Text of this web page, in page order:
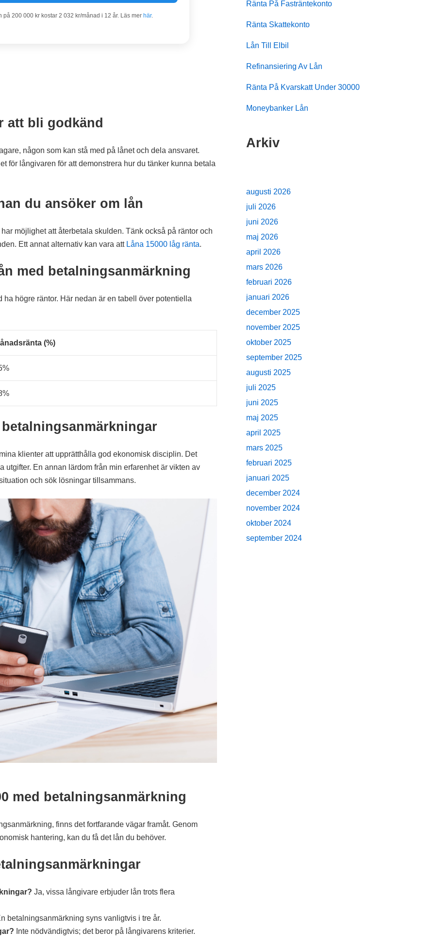
200 000 kr kostar 2 032 kr/månad i 12 år. Läs mer här.
att bli godkänd
någon som kan stå med på lånet och dela ansvaret.
för långivaren för att demonstrera hur du tänker kunna betala
du ansöker om lån
möjlighet att återbetala skulden. Tänk också på räntor och
Ett annat alternativ kan vara att Låna 15000 låg ränta.
med betalningsanmärkning
högre räntor. Här nedan är en tabell över potentiella
(%)
klienter att upprätthålla god ekonomisk disciplin. Det
En annan lärdom från min erfarenhet är vikten av
och sök lösningar tillsammans.
med betalningsanmärkning
finns det fortfarande vägar framåt. Genom
hantering, kan du få det lån du behöver.
Ja, vissa långivare erbjuder lån trots flera
betalningsanmärkning syns vanligtvis i tre år.
Inte nödvändigtvis; det beror på långivarens kriterier.
Ränta På Fasträntekonto
Ränta Skattekonto
Lån Till Elbil
Refinansiering Av Lån
Ränta På Kvarskatt Under 30000
Moneybanker Lån
Arkiv
augusti 2026
juli 2026
juni 2026
maj 2026
april 2026
mars 2026
februari 2026
januari 2026
december 2025
november 2025
oktober 2025
september 2025
augusti 2025
juli 2025
juni 2025
maj 2025
april 2025
mars 2025
februari 2025
januari 2025
december 2024
november 2024
oktober 2024
september 2024